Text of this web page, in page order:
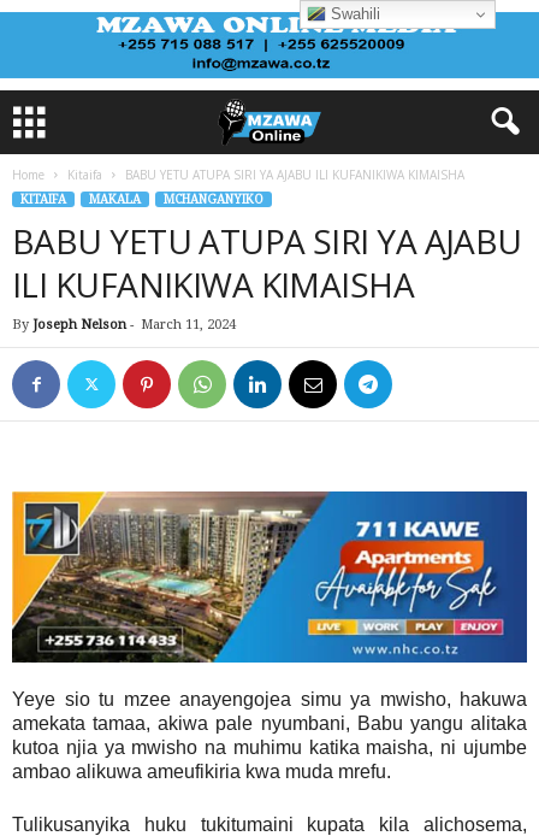
Home Kitaifa BABU YETU ATUPA SIRI YA AJABU ILI KUFANIKIWA KIMAISHA
KITAIFA MAKALA MCHANGANYIKO
BABU YETU ATUPA SIRI YA AJABU
ILI KUFANIKIWA KIMAISHA
By Joseph Nelson- March 11, 2024
Yeye sio tu mzee anayengojea simu ya mwisho, hakuwa
amekata tamaa, akiwa pale nyumbani, Babu yangu alitaka
kutoa njia ya mwisho na muhimu katika maisha, ni ujumbe
ambao alikuwa ameufikiria kwa muda mrefu.
Tulikusanyika huku tukitumaini kupata kila alichosema,
Swahili